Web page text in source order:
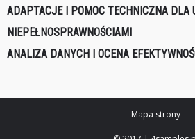
ADAPTACJE I POMOC TECHNICZNA DLA
NIEPEŁNOSPRAWNOŚCIAMI
ANALIZA DANYCH I OCENA
Mapa strony